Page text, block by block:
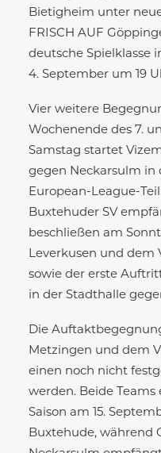
Bietigheim unter
FRISCH AUF
deutsche Spielklasse
4. September um 19
Vier weitere
Wochenende des 7.
Samstag startet
gegen Neckarsulm in
European-League-
Buxtehuder SV
beschließen am
Leverkusen und dem
sowie der erste
in der Stadthalle
Die
Metzingen und dem
einen noch nicht
werden. Beide
Saison am 15.
Buxtehude, während